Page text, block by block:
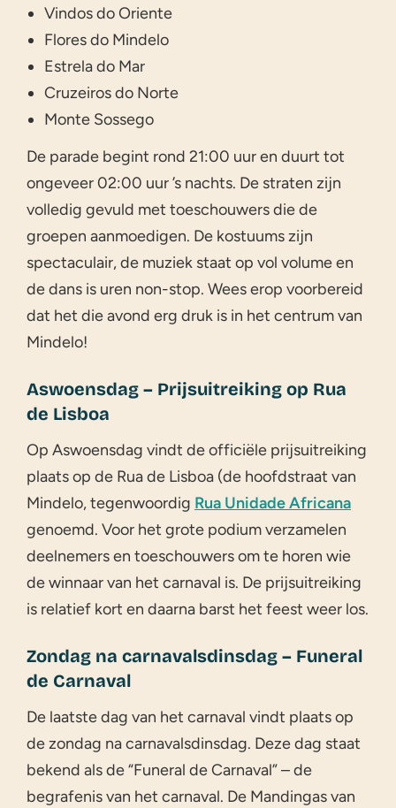
Vindos do Oriente
Flores do Mindelo
Estrela do Mar
Cruzeiros do Norte
Monte Sossego
De parade begint rond 21:00 uur en duurt tot
ongeveer 02:00 uur ’s nachts. De straten zijn
volledig gevuld met toeschouwers die de
groepen aanmoedigen. De kostuums zijn
spectaculair, de muziek staat op vol volume en
de dans is uren non-stop. Wees erop voorbereid
dat het die avond erg druk is in het centrum van
Mindelo!
Aswoensdag – Prijsuitreiking op Rua
de Lisboa
Op Aswoensdag vindt de officiële prijsuitreiking
plaats op de Rua de Lisboa (de hoofdstraat van
Mindelo, tegenwoordig Rua Unidade Africana
genoemd. Voor het grote podium verzamelen
deelnemers en toeschouwers om te horen wie
de winnaar van het carnaval is. De prijsuitreiking
is relatief kort en daarna barst het feest weer los.
Zondag na carnavalsdinsdag – Funeral
de Carnaval
De laatste dag van het carnaval vindt plaats op
de zondag na carnavalsdinsdag. Deze dag staat
bekend als de “Funeral de Carnaval” – de
begrafenis van het carnaval. De Mandingas van